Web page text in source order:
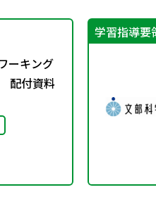
ーキング
配付資料
学習指導要